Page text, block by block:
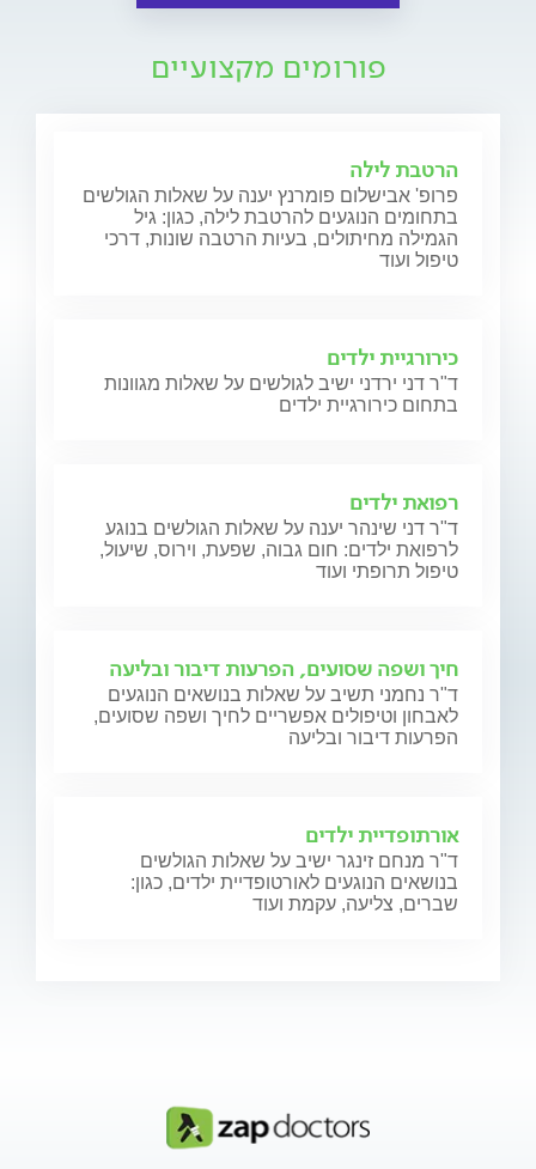
פורומים מקצועיים
הרטבת לילה
פרופ' אבישלום פומרנץ יענה על שאלות הגולשים
בתחומים הנוגעים להרטבת לילה, כגון: גיל
הגמילה מחיתולים, בעיות הרטבה שונות, דרכי
טיפול ועוד
כירורגיית ילדים
ד"ר דני ירדני ישיב לגולשים על שאלות מגוונות
בתחום כירורגיית ילדים
רפואת ילדים
ד"ר דני שינהר יענה על שאלות הגולשים בנוגע
לרפואת ילדים: חום גבוה, שפעת, וירוס, שיעול,
טיפול תרופתי ועוד
חיך ושפה שסועים, הפרעות דיבור ובליעה
ד"ר נחמני תשיב על שאלות בנושאים הנוגעים
לאבחון וטיפולים אפשריים לחיך ושפה שסועים,
הפרעות דיבור ובליעה
אורתופדיית ילדים
ד"ר מנחם זינגר ישיב על שאלות הגולשים
בנושאים הנוגעים לאורטופדיית ילדים, כגון:
שברים, צליעה, עקמת ועוד